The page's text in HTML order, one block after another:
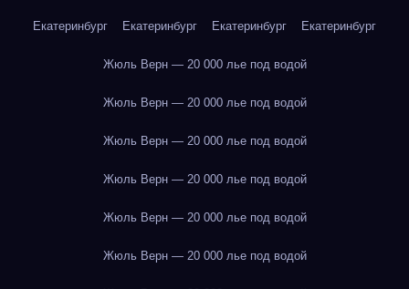
Екатеринбург Екатеринбург Екатеринбург Екатеринбург
Жюль Верн — 20 000 лье под водой
Жюль Верн — 20 000 лье под водой
Жюль Верн — 20 000 лье под водой
Жюль Верн — 20 000 лье под водой
Жюль Верн — 20 000 лье под водой
Жюль Верн — 20 000 лье под водой